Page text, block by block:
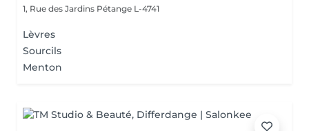
1, Rue des Jardins Pétange L-4741
Lèvres
Sourcils
Menton